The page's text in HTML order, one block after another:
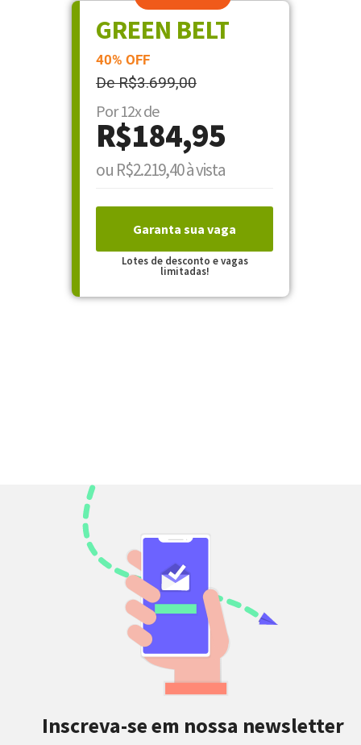
GREEN BELT
40% OFF
De R$3.699,00
Por 12x de
R$184,95
ou R$2.219,40 à vista
Garanta sua vaga
Lotes de desconto e vagas
limitadas!
Inscreva-se em nossa newsletter